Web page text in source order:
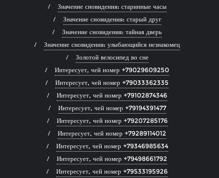
Значение сновидения: старинные часы
Значение сновидения: старый друг
Значение сновидения: тайная дверь
Значение сновидения: улыбающийся незнакомец
Золотой велосипед во сне
Интересует, чей номер +79029609250
Интересует, чей номер +79033362335
Интересует, чей номер +79102874346
Интересует, чей номер +79194391477
Интересует, чей номер +79207285176
Интересует, чей номер +79289114012
Интересует, чей номер +79346985634
Интересует, чей номер +79498661792
Интересует, чей номер +79533195926